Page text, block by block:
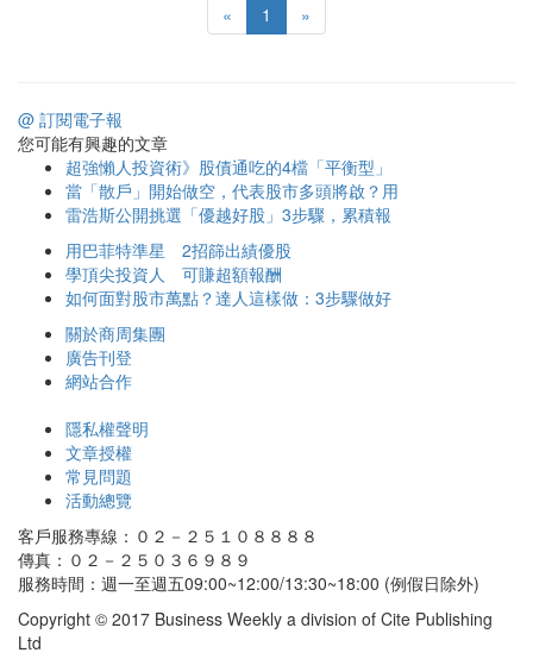
« 1 »
@ 訂閱電子報
您可能有興趣的文章
超強懶人投資術》股債通吃的4檔「平衡型」
當「散戶」開始做空，代表股市多頭將啟？用
雷浩斯公開挑選「優越好股」3步驟，累積報
用巴菲特準星 2招篩出績優股
學頂尖投資人 可賺超額報酬
如何面對股市萬點？達人這樣做：3步驟做好
關於商周集團
廣告刊登
網站合作
隱私權聲明
文章授權
常見問題
活動總覽
客戶服務專線：０２－２５１０８８８８
傳真：０２－２５０３６９８９
服務時間：週一至週五09:00~12:00/13:30~18:00 (例假日除外)
Copyright © 2017 Business Weekly a division of Cite Publishing
Ltd